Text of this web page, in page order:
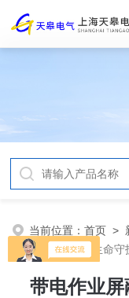
当前位置：首页 >
的“金钟罩”与生命守
带电作业